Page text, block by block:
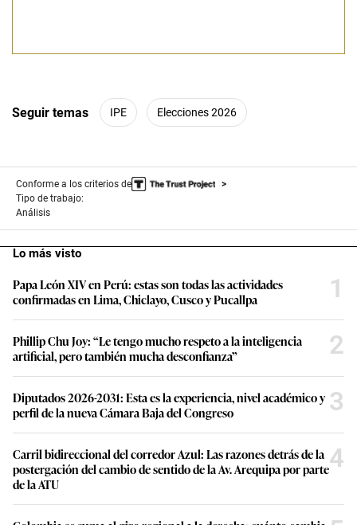
Seguir temas IPE Elecciones 2026
Conforme a los criterios de
Tipo de trabajo:
Análisis
Lo más visto
Papa León XIV en Perú: estas son todas las actividades
confirmadas en Lima, Chiclayo, Cusco y Pucallpa
1
Phillip Chu Joy: “Le tengo mucho respeto a la inteligencia
artificial, pero también mucha desconfianza”
2
Diputados 2026-2031: Esta es la experiencia, nivel académico y
perfil de la nueva Cámara Baja del Congreso
3
Carril bidireccional del corredor Azul: Las razones detrás de la
postergación del cambio de sentido de la Av. Arequipa por parte
de la ATU
4